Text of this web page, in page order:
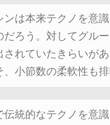
ンは本来テクノを意
ろう。対してグル
れていたきらいが
小節数の柔軟性も
統的なテクノを意